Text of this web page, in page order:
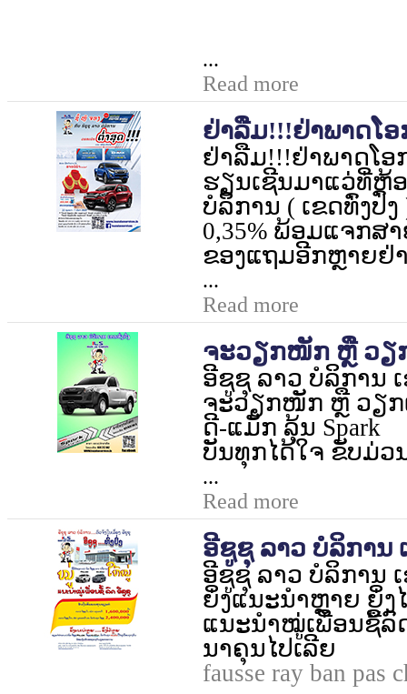
...
Read more
ຢ່າລືມ!!!ຢ່າພາດໂ
ຢ່າລືມ!!!ຢ່າພາດໂ
ຮຽນເຊີນມາແວ່ທີ່ຫ້
ບໍລິການ ( ເຂດທົ່ງປົ່
0,35% ພ້ອມແຈກສ
ຂອງແຖມອີກຫຼາຍຢ່
...
Read more
ຈະວຽກໜັກ ຫຼື ວຽ
ອີຊູຊຸ ລາວ ບໍລິການ
ຈະວຽກໜັກ ຫຼື ວຽກ
ດີ-ແມັກ ລຸ້ນ Spark
ບັນທຸກໄດ້ໃຈ ຂັບມ່ວ
...
Read more
ອີຊູຊຸ ລາວ ບໍລິການ
ອີຊູຊຸ ລາວ ບໍລິການ
ຍິ່ງແນະນຳຫຼາຍ ຍິ່ງ
ແນະນຳໝູ່ເພື່ອນຊື້ລົ
ນາຄຸນໄປເລີຍ
fausse ray ban pas